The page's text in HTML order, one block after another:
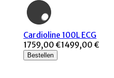
Cardioline 100L ECG
1759,00 €1499,00 €
Bestellen